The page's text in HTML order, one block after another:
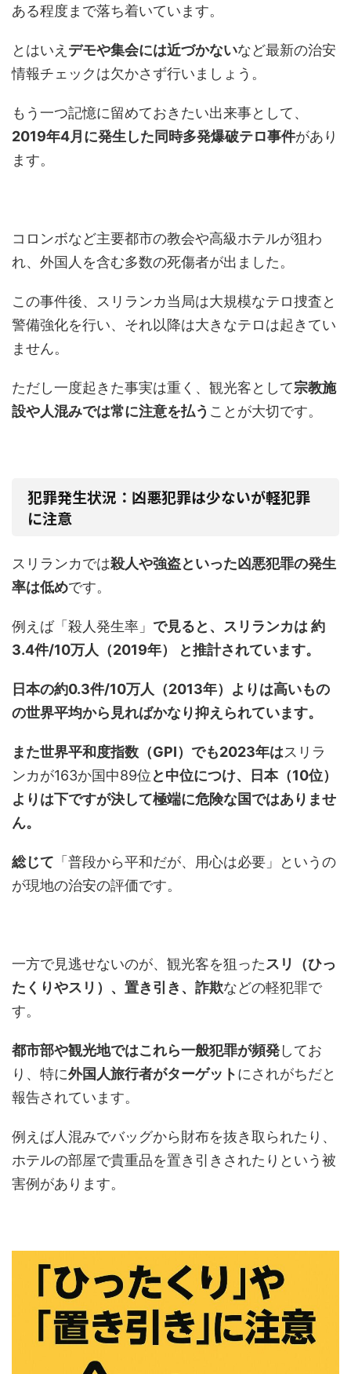
ある程度まで落ち着いています。
とはいえ デモや集会には近づかないなど最新の治安
情報チェックは欠かさず行いましょう。
もう一つ記憶に留めておきたい出来事として、
2019年4月に発生した同時多発爆破テロ事件があり
ます。
コロンボなど主要都市の教会や高級ホテルが狙わ
れ、外国人を含む多数の死傷者が出ました。
この事件後、スリランカ当局は大規模なテロ捜査と
警備強化を行い、それ以降は大きなテロは起きてい
ません。
ただし一度起きた事実は重く、観光客として宗教施
設や人混みでは常に注意を払う ことが大切です。
犯罪発生状況：凶悪犯罪は少ないが軽犯罪
に注意
スリランカでは殺人や強盗といった凶悪犯罪の発生
率は低めです。
例えば「殺人発生率」 で見ると、スリランカは 約
3.4件/10万人（2019年） と推計されています。
日本の約0.3件/10万人（2013年）よりは高いもの
の世界平均から見ればかなり抑えられています。
また世界平和度指数（GPI）でも2023年はスリラ
ンカが163か国中89位と中位につけ、日本（10位）
よりは下ですが決して極端に危険な国ではありませ
ん。
総じて 「普段から平和だが、用心は必要」というの
が現地の治安の評価です。
一方で見逃せないのが、観光客を狙ったスリ（ひっ
たくりやスリ）、置き引き、詐欺などの軽犯罪で
す。
都市部や観光地ではこれら一般犯罪が頻発してお
り、特に外国人旅行者がターゲットにされがちだと
報告されています。
例えば人混みでバッグから財布を抜き取られたり、
ホテルの部屋で貴重品を置き引きされたりという被
害例があります。